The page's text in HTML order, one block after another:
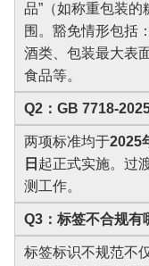
品”（如称重包装
围。豁免情形包括
酒类、包装最大表
食品等。
Q2：GB 7718-
两项标准均于2025
日 起正式实施。过
测工作。
Q3：标签不合规有
标签标识不规范不